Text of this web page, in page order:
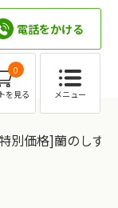
電話をかける
0
を見る メニュー
別価格]蘭のしず